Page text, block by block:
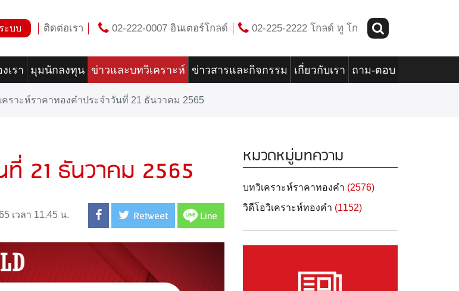
ะบบ ติดต่อเรา 02-222-0007 อินเตอร์โกลด์ 02-225-2222 โกลด์ ทู โก
เรา มุมนักลงทุน ข่าวและบทวิเคราะห์ ข่าวสารและกิจกรรม เกี่ยวกับเรา ถาม-ตอบ
คราะห์ราคาทองคำประจำวันที่ 21 ธันวาคม 2565
ที่ 21 ธันวาคม 2565
เวลา 11.45 น. Retweet Line
หมวดหมู่บทความ
บทวิเคราะห์ราคาทองคำ (2576)
วิดีโอวิเคราะห์ทองคำ (1152)